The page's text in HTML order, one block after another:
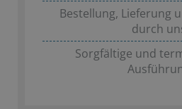
Bestellung, Lieferung
durch
Sorgfältige und